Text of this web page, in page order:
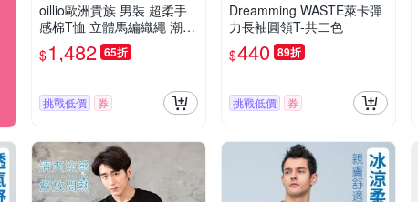
oillio歐洲貴族 男裝 超柔手
感棉T恤 立體馬編織繩 潮流
印花 橘色 男女裝 法國品牌
$1,482 65折
挑戰低價 券
Dreamming WASTE萊卡彈
力長袖圓領T-共二色
$440 89折
挑戰低價 券